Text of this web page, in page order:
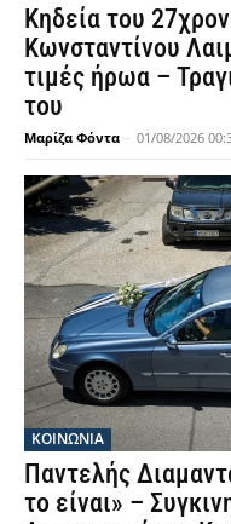
Κηδεία του
Κωνσταντίνου
τιμές ήρωα –
του
Μαρίζα Φόντα - 01/08/2026
ΚΟΙΝΩΝΙΑ
Παντελής
το είναι» –